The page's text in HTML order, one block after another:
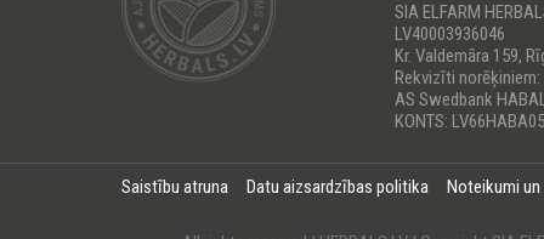
SIA ELFARM
LV40003936046
Kr. Valdemāra 159,
Rekvizīti norēķiniem:
AS Swedbank
KONTS:
Saistību atruna Datu aizsardzības politika Noteikumi